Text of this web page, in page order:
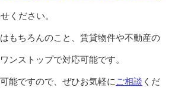
ください。
もちろんのこと、賃貸物件や不動産の
ンストップで対応可能です。
能ですので、ぜひお気軽に ご相談 くだ